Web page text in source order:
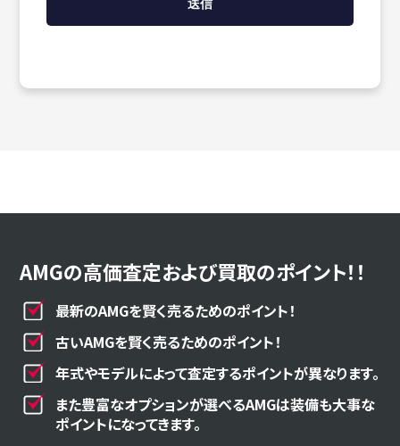
AMGの高価査定および買取のポイント！！
最新のAMGを賢く売るためのポイント！
古いAMGを賢く売るためのポイント！
年式やモデルによって査定するポイントが異なります。
また豊富なオプションが選べるAMGは装備も大事な
ポイントになってきます。